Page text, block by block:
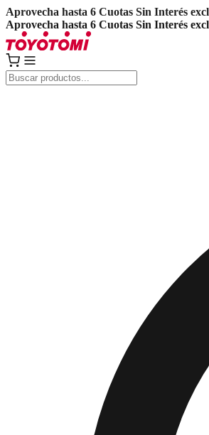
Aprovecha hasta 6 Cuotas Sin Interés
Aprovecha hasta 6 Cuotas Sin Interés